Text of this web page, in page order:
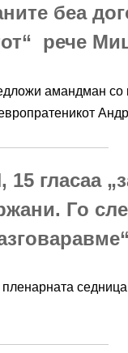
беа
рече
амандман со
гласаа
Го